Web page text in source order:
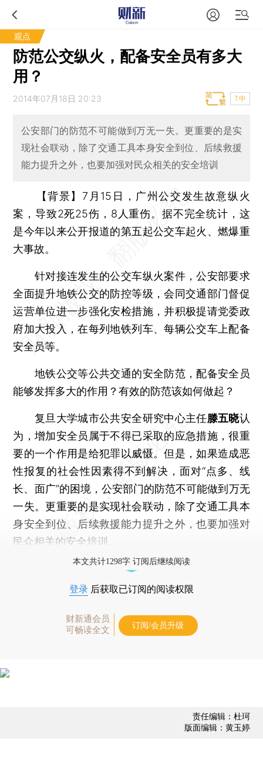
观点
防范公交纵火，配备安全员有多大
用？
2014年07月18日 20:23 T中
公安部门的防范不可能做到万无一失。更重要的是实
现社会联动，除了交通工具本身安全到位、后续救援
能力提升之外，也要加强对民众相关的安全培训
【背景】7月15日，广州公交发生故意纵火
案，导致2死25伤，8人重伤。据不完全统计，这
是今年以来公开报道的第五起公交车起火、燃爆重
大事故。
针对接连发生的公交车纵火案件，公安部要求
全面提升地铁公交的防控等级，会同交通部门督促
运营单位进一步强化安检措施，并积极提请党委政
府加大投入，在每列地铁列车、每辆公交车上配备
安全员等。
地铁公交等公共交通的安全防范，配备安全员
能够发挥多大的作用？有效的防范该如何做起？
复旦大学城市公共安全研究中心主任滕五晓认
为，增加安全员属于不得已采取的应急措施，很重
要的一个作用是给犯罪以威慑。但是，如果造成恶
性报复的社会性因素得不到解决，面对“点多、线
长、面广”的困境，公安部门的防范不可能做到万无
一失。更重要的是实现社会联动，除了交通工具本
身安全到位、后续救援能力提升之外，也要加强对
民众相关的安全培训。
本文共计1298字 订阅后继续阅读
登录 后获取已订阅的阅读权限
财新通会员
可畅读全文
订阅/会员升级
责任编辑：杜珂
版面编辑：黄玉婷